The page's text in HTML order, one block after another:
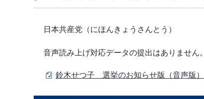
日本共産党（にほんきょうさんとう）
音声読み上げ対応データの提出はありません。
鈴木せつ子 選挙のお知らせ版（音声版）